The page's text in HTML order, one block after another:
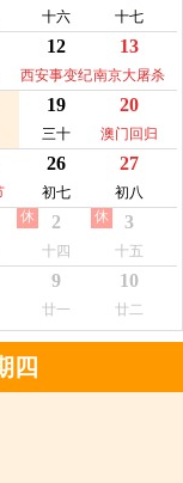
十六 十七
12
西安事变纪
念日
13
南京大屠杀
纪念日
19
三十
20
澳门回归
26
初七
27
初八
2
十四
休 3
十五
休
9
廿一
10
廿二
四